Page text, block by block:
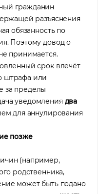
гражданин
разъяснения
обязанность по
Поэтому довод о
принимается.
срок влечёт
штрафа или
за пределы
уведомления два
для аннулирования
позже
(например,
родственника,
может быть подано